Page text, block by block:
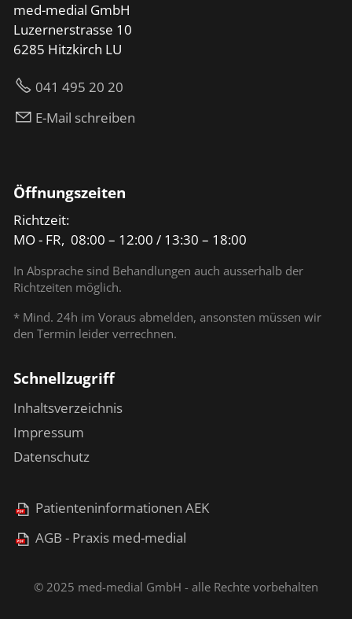
med-medial GmbH
Luzernerstrasse 10
6285 Hitzkirch LU
041 495 20 20
E-Mail schreiben
Öffnungszeiten
Richtzeit:
MO - FR, 08:00 – 12:00 / 13:30 – 18:00
In Absprache sind Behandlungen auch ausserhalb der
Richtzeiten möglich.
* Mind. 24h im Voraus abmelden, ansonsten müssen wir
den Termin leider verrechnen.
Schnellzugriff
Inhaltsverzeichnis
Impressum
Datenschutz
Patienteninformationen AEK
AGB - Praxis med-medial
© 2025 med-medial GmbH - alle Rechte vorbehalten